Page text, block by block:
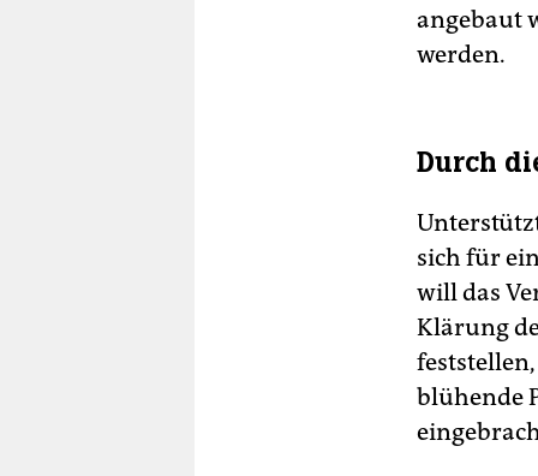
angebaut
werden.
Durch
sich für
will das
Klärung
blühende